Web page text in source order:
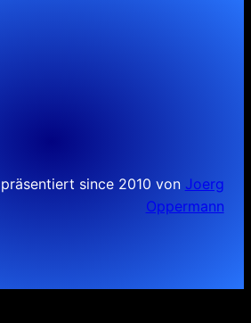
since 2010 von Joerg
Oppermann